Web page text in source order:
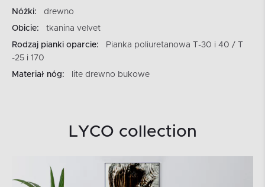
Nóżki:
drewno
Obicie:
tkanina velvet
Rodzaj pianki oparcie:
Pianka poliuretanowa T-30 i 40 / T
-25 i 170
Materiał nóg:
lite drewno bukowe
LYCO collection